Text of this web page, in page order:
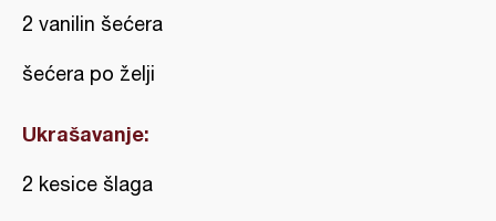
2 vanilin šećera
šećera po želji
Ukrašavanje:
2 kesice šlaga